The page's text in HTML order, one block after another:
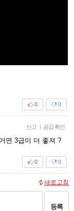
0
0
신고 | 공감 확인
면 3급이 더 좋져 ?
0
0
새로고침
등록